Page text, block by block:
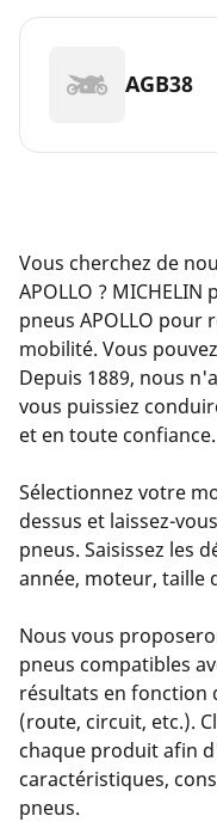
AGB38
Vous cherchez de
APOLLO ?
pneus APOLLO pour
mobilité. Vous
Depuis 1889, nous
vous puissiez
et en toute confiance.
Sélectionnez votre
dessus et laissez-
pneus. Saisissez les
année, moteur, taille
Nous vous
pneus compatibles
résultats en fonction
(route, circuit, etc.).
chaque produit afin
caractéristiques,
pneus.